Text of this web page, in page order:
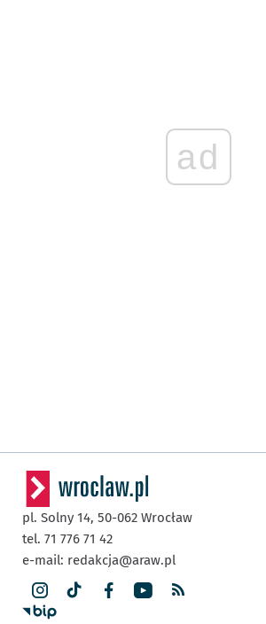
ad
pl. Solny 14, 50-062 Wrocław
tel. 71 776 71 42
e-mail: redakcja@araw.pl